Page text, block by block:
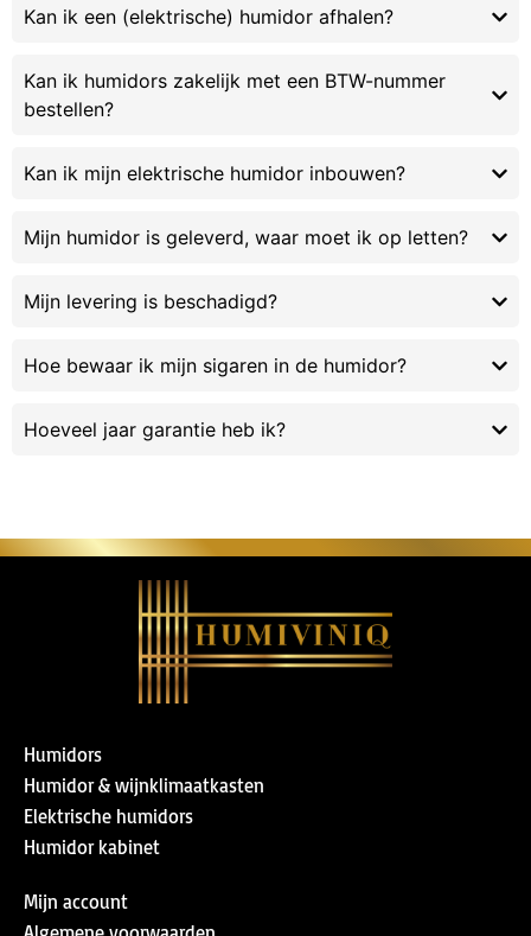
Kan ik een (elektrische) humidor afhalen?
Kan ik humidors zakelijk met een BTW-nummer
bestellen?
Kan ik mijn elektrische humidor inbouwen?
Mijn humidor is geleverd, waar moet ik op letten?
Mijn levering is beschadigd?
Hoe bewaar ik mijn sigaren in de humidor?
Hoeveel jaar garantie heb ik?
Humidors
Humidor & wijnklimaatkasten
Elektrische humidors
Humidor kabinet
Mijn account